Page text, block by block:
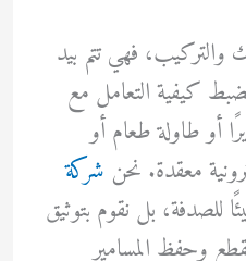
والتركيب، فهي تتم بيد
كيفية التعامل مع
أو طاولة طعام أو
معقدة. نحن شركة
للصدفة، بل نقوم بتوثيق
وحفظ المسامير